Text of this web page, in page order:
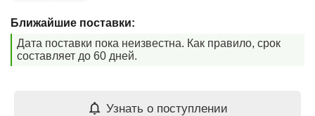
Ближайшие поставки:
Дата поставки пока неизвестна. Как правило, срок
составляет до 60 дней.
Узнать о поступлении